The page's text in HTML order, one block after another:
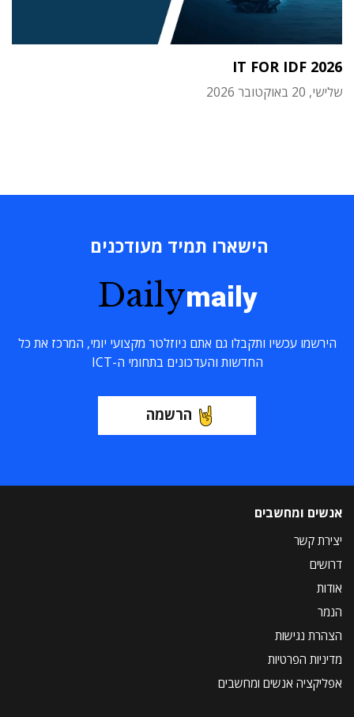
IT FOR IDF 2026
שלישי, 20 באוקטובר 2026
הישארו תמיד מעודכנים
Dailymaily
הירשמו עכשיו ותקבלו גם אתם ניוזלטר מקצועי יומי, המרכז את כל
החדשות והעדכונים בתחומי ה-ICT
הרשמה
אנשים ומחשבים
יצירת קשר
דרושים
אודות
הנמר
הצהרת נגישות
מדיניות הפרטיות
אפליקציה אנשים ומחשבים